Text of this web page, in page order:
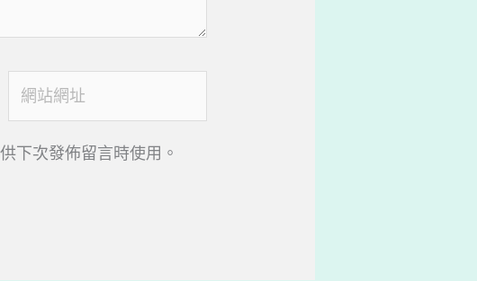
網
網
下次發佈留言時使用。